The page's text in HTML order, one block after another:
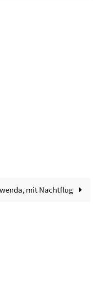
mit Nachtflug